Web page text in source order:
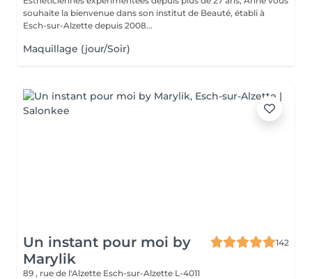
souhaite la bienvenue dans son institut de Beauté, établi à
Esch-sur-Alzette depuis 2008...
Maquillage (jour/Soir)
Un instant pour moi by
Marylik
142
89 , rue de l'Alzette Esch-sur-Alzette L-4011